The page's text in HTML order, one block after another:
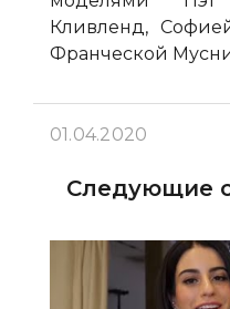
Кливленд,
Франческой
01.04.2020
Следующие